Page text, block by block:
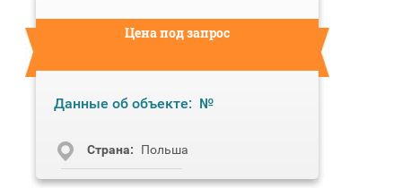
Цена под запрос
Данные об объекте: №
Cтрана: Польша